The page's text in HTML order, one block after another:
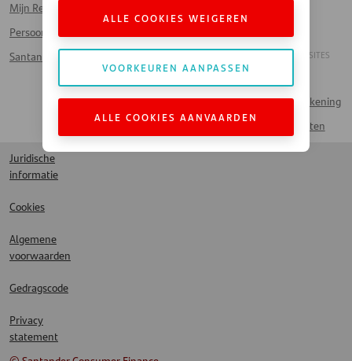
Mijn Rekening
Persoonlijke lening
Santander Card
ANDERE SANTANDER SITES
Naar Mijn Rekening
Spaarproducten
Juridische
informatie
Cookies
Algemene
voorwaarden
Gedragscode
Privacy
statement
ALLE COOKIES WEIGEREN
VOORKEUREN AANPASSEN
ALLE COOKIES AANVAARDEN